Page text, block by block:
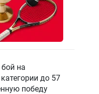
на
до 57
победу